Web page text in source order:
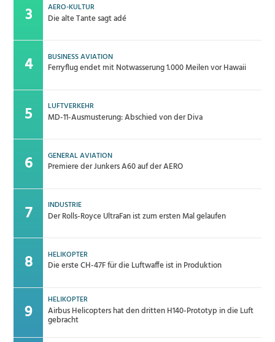
AERO-KULTUR
Die alte Tante sagt adé
BUSINESS AVIATION
Ferryflug endet mit Notwasserung 1.000 Meilen vor Hawaii
LUFTVERKEHR
MD-11-Ausmusterung: Abschied von der Diva
GENERAL AVIATION
Premiere der Junkers A60 auf der AERO
INDUSTRIE
Der Rolls-Royce UltraFan ist zum ersten Mal gelaufen
HELIKOPTER
Die erste CH-47F für die Luftwaffe ist in Produktion
HELIKOPTER
Airbus Helicopters hat den dritten H140-Prototyp in die Luft
gebracht